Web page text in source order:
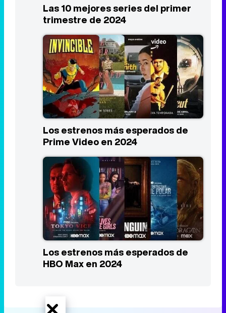
Las 10 mejores series del primer
trimestre de 2024
Los estrenos más esperados de
Prime Video en 2024
Los estrenos más esperados de
HBO Max en 2024